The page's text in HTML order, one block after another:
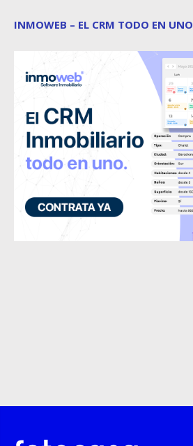
INMOWEB – EL CRM TODO EN UNO